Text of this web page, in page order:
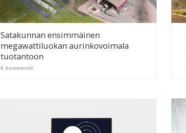
Satakunnan ensimmäinen
megawattiluokan aurinkovoimala
tuotantoon
0 kommentit